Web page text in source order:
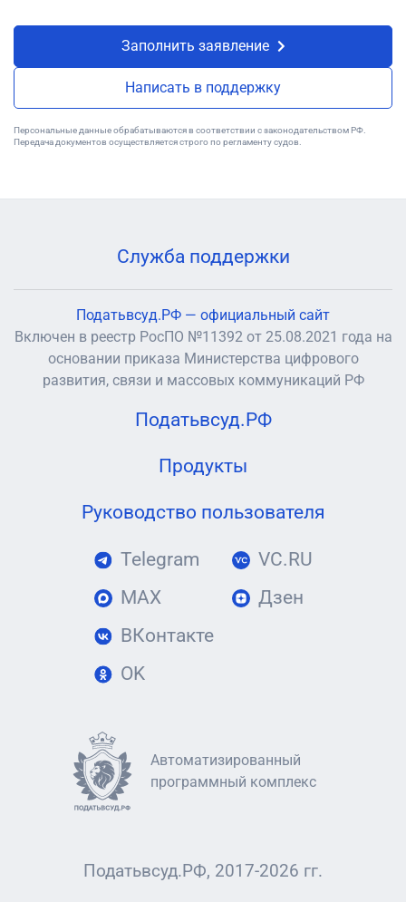
Заполнить заявление
Написать в поддержку
Персональные данные обрабатываются в соответствии с законодательством РФ.
Передача документов осуществляется строго по регламенту судов.
Служба поддержки
Податьвсуд.РФ — официальный сайт
Включен в реестр РосПО №11392 от 25.08.2021 года на
основании приказа Министерства цифрового
развития, связи и массовых коммуникаций РФ
Податьвсуд.РФ
Продукты
Руководство пользователя
Telegram
MAX
ВКонтакте
OK
VC.RU
Дзен
Автоматизированный
программный комплекс
Податьвсуд.РФ, 2017-2026 гг.